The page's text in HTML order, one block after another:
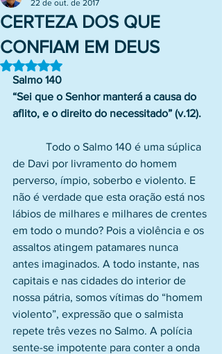
CERTEZA DOS QUE
CONFIAM EM DEUS
22 de out. de 2017
Avaliado com NaN de 5 estrelas.
Salmo 140
“Sei que o Senhor manterá a causa do
aflito, e o direito do necessitado” (v.12).
de Davi por livramento do homem
perverso, ímpio, soberbo e violento. E
não é verdade que esta oração está nos
lábios de milhares e milhares de crentes
em todo o mundo? Pois a violência e os
assaltos atingem patamares nunca
antes imaginados. A todo instante, nas
capitais e nas cidades do interior de
nossa pátria, somos vítimas do “homem
violento”, expressão que o salmista
repete três vezes no Salmo. A polícia
sente-se impotente para conter a onda